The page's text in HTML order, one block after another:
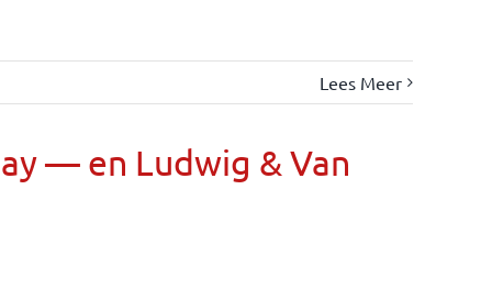
Lees Meer
— en Ludwig & Van